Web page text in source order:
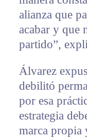
alianza que
acabar y que
partido”,
Álvarez
debilitó
por esa
estrategia
marca propia